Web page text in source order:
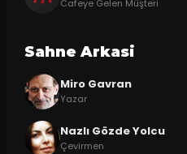
Cafeye Gelen Müşteri
Sahne Arkasi
Miro Gavran
Yazar
Nazlı Gözde Yolcu
Çevirmen